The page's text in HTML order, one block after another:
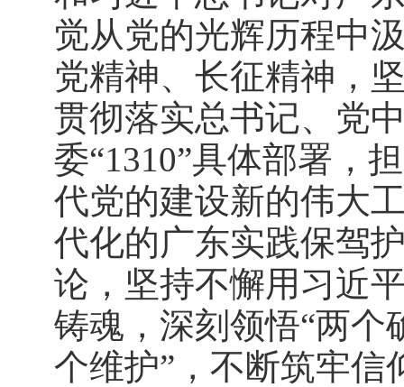
觉从党的光辉历程中
党精神、长征精神，
贯彻落实总书记、党
委“1310”具体部署，
代党的建设新的伟大
代化的广东实践保驾
论，坚持不懈用习近
铸魂，深刻领悟“两个
个维护”，不断筑牢信